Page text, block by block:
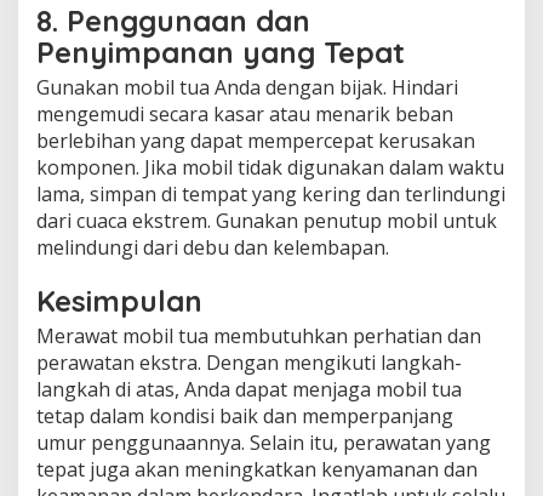
8. Penggunaan dan
Penyimpanan yang Tepat
Gunakan mobil tua Anda dengan bijak. Hindari
mengemudi secara kasar atau menarik beban
berlebihan yang dapat mempercepat kerusakan
komponen. Jika mobil tidak digunakan dalam waktu
lama, simpan di tempat yang kering dan terlindungi
dari cuaca ekstrem. Gunakan penutup mobil untuk
melindungi dari debu dan kelembapan.
Kesimpulan
Merawat mobil tua membutuhkan perhatian dan
perawatan ekstra. Dengan mengikuti langkah-
langkah di atas, Anda dapat menjaga mobil tua
tetap dalam kondisi baik dan memperpanjang
umur penggunaannya. Selain itu, perawatan yang
tepat juga akan meningkatkan kenyamanan dan